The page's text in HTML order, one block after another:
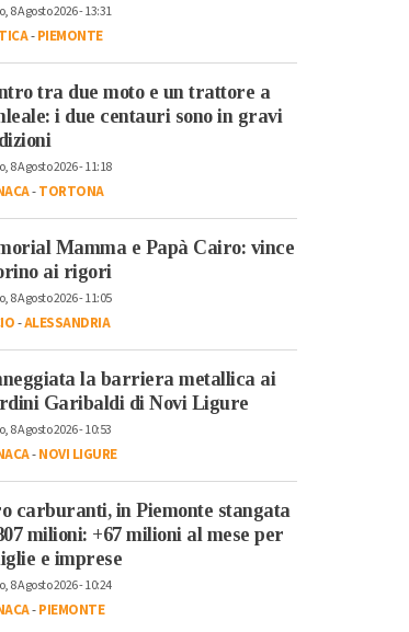
8 Agosto 2026 - 13:31
-PIEMONTE
tra due moto e un trattore a
i due centauri sono in gravi
8 Agosto 2026 - 11:18
-TORTONA
Mamma e Papà Cairo: vince
ai rigori
8 Agosto 2026 - 11:05
-ALESSANDRIA
la barriera metallica ai
Garibaldi di Novi Ligure
8 Agosto 2026 - 10:53
-NOVI LIGURE
carburanti, in Piemonte stangata
milioni: +67 milioni al mese per
e imprese
8 Agosto 2026 - 10:24
-PIEMONTE